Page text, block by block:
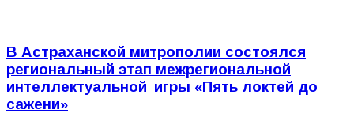
В Астраханской митрополии состоялся
региональный этап межрегиональной
интеллектуальной игры «Пять локтей до
сажени»